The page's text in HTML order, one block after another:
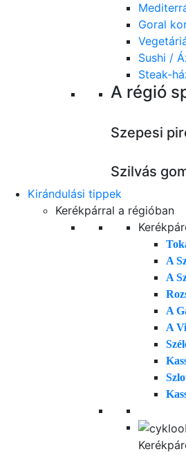
Goral
Sushi /
Steak-
A régió
Szepesi
Szilvás
Kirándulási tippek
Kerékpárral a régióban
A
A
A
A